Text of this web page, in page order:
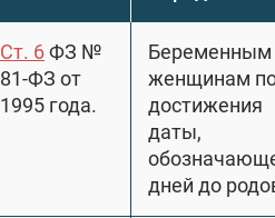
Ст. 6ФЗ №
81-ФЗ от
1995 года.
Беременным
женщинам
достижения
даты,
дней до